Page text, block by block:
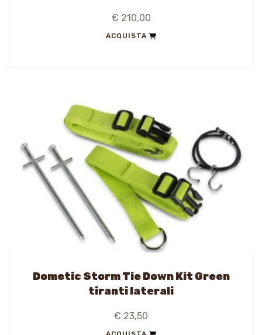
€ 210,00
ACQUISTA
Dometic Storm Tie Down Kit Green
tiranti laterali
€ 23,50